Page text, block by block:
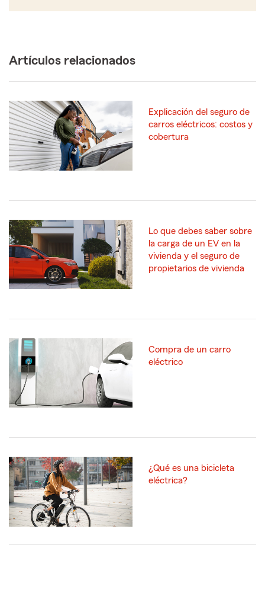
Artículos relacionados
Explicación del seguro de
carros eléctricos: costos y
cobertura
Lo que debes saber sobre
la carga de un EV en la
vivienda y el seguro de
propietarios de vivienda
Compra de un carro
eléctrico
¿Qué es una bicicleta
eléctrica?